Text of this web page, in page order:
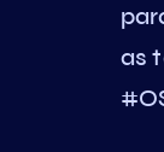
as